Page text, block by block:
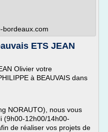
bordeaux.com
ETS JEAN
Olivier votre
à BEAUVAIS dans
NORAUTO), nous vous
(9h00-12h00/14h00-
de réaliser vos projets de